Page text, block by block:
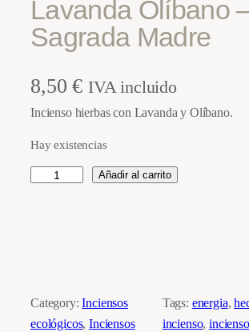
Lavanda Olíbano
Sagrada Madre
8,50€ IVA incluido
Incienso hierbas con Lavanda y Olíbano.
Hay existencias
s
o
Añadir al carrito
Category:Inciensos
ecológicos, Inciensos
Tags: energia,
incienso,